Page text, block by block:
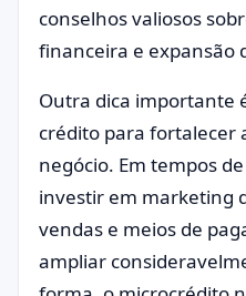
conselhos valiosos
financeira e expansão
Outra dica importante
crédito para fortalecer
negócio. Em tempos
investir em marketing
vendas e meios de
ampliar